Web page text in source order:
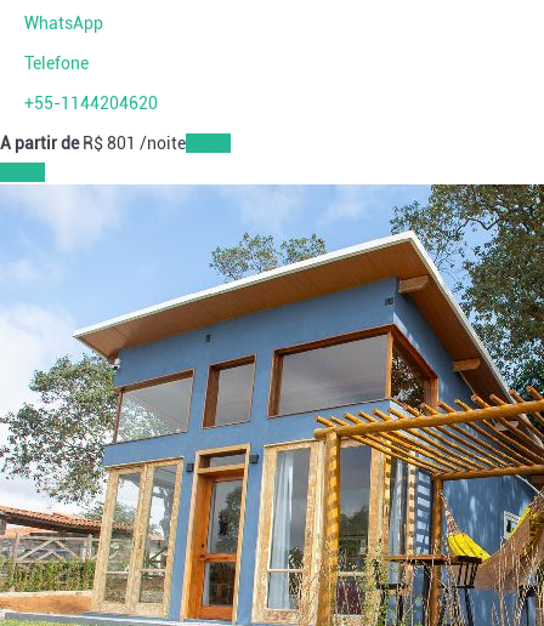
WhatsApp
Telefone
+55-1144204620
A partir deR$ 801 /noite